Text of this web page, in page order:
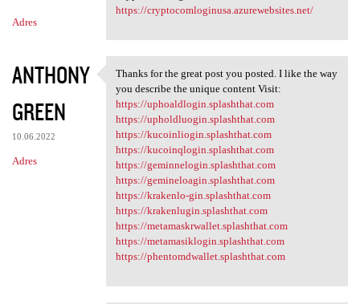
Adres
https://cryptocomloginusa.azurewebsites.net/
ANTHONY
GREEN
10.06.2022
Adres
Thanks for the great post you
Thanks for the great post you posted. I like the way
you describe the unique content Visit:
https://uphoaldlogin.splashthat.com
https://upholdluogin.splashthat.com
https://kucoinliogin.splashthat.com
https://kucoinqlogin.splashthat.com
https://geminnelogin.splashthat.com
https://gemineloagin.splashthat.com
https://krakenlo-gin.splashthat.com
https://krakenlugin.splashthat.com
https://metamaskrwallet.splashthat.com
https://metamasiklogin.splashthat.com
https://phentomdwallet.splashthat.com